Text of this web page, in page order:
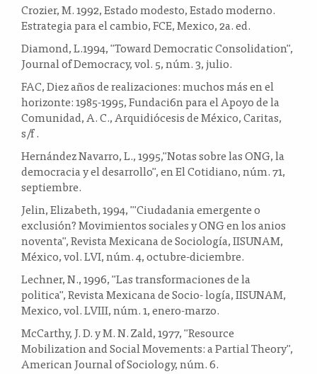
Crozier, M. 1992, Estado modesto, Estado moderno.
Estrategia para el cambio, FCE, Mexico, 2a. ed.
Diamond, L.1994, "Toward Democratic Consolidation",
Journal of Democracy, vol. 5, núm. 3, julio.
FAC, Diez años de realizaciones: muchos más en el
horizonte: 1985-1995, Fundaci6n para el Apoyo de la
Comunidad, A. C., Arquidiócesis de México, Caritas,
s/f .
Hernández Navarro, L., 1995,"Notas sobre las ONG, la
democracia y el desarrollo", en El Cotidiano, núm. 71,
septiembre.
Jelin, Elizabeth, 1994, "'Ciudadania emergente o
exclusión? Movimientos sociales y ONG en los anios
noventa", Revista Mexicana de Sociología, IISUNAM,
México, vol. LVI, núm. 4, octubre-diciembre.
Lechner, N., 1996, "Las transformaciones de la
politica", Revista Mexicana de Socio- logía, IISUNAM,
Mexico, vol. LVIII, núm. 1, enero-marzo.
McCarthy, J. D. y M. N. Zald, 1977, "Resource
Mobilization and Social Movements: a Partial Theory",
American Journal of Sociology, núm. 6.